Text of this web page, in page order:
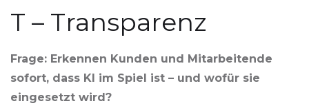
T – Transparenz
Frage: Erkennen Kunden und Mitarbeitende
sofort, dass KI im Spiel ist – und wofür sie
eingesetzt wird?